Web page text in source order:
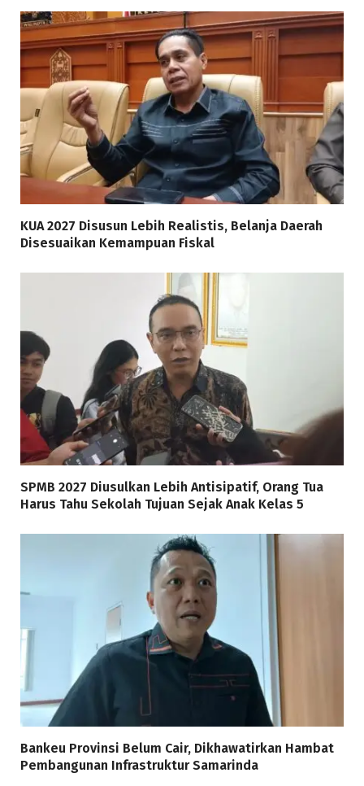
KUA 2027 Disusun Lebih Realistis, Belanja Daerah
Disesuaikan Kemampuan Fiskal
SPMB 2027 Diusulkan Lebih Antisipatif, Orang Tua
Harus Tahu Sekolah Tujuan Sejak Anak Kelas 5
Bankeu Provinsi Belum Cair, Dikhawatirkan Hambat
Pembangunan Infrastruktur Samarinda